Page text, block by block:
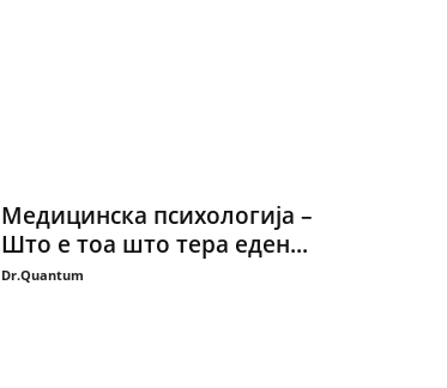
Медицинска психологија –
Што е тоа што тера еден...
Dr.Quantum